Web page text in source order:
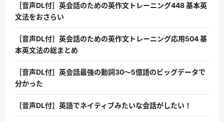
［音声DL付］英会話のための英作文トレーニング448 基本英
文法をおさらい
［音声DL付］英会話のための英作文トレーニング応用504 基
本英文法の総まとめ
［音声DL付］英会話最強の動詞30〜5億語のビッグデータで
分かった
［音声DL付］英語でネイティブみたいな会話がしたい！